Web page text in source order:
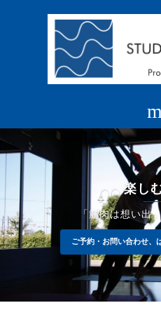
キ
楽し
「筋肉は想い出
ご予約・お問い合わせ、